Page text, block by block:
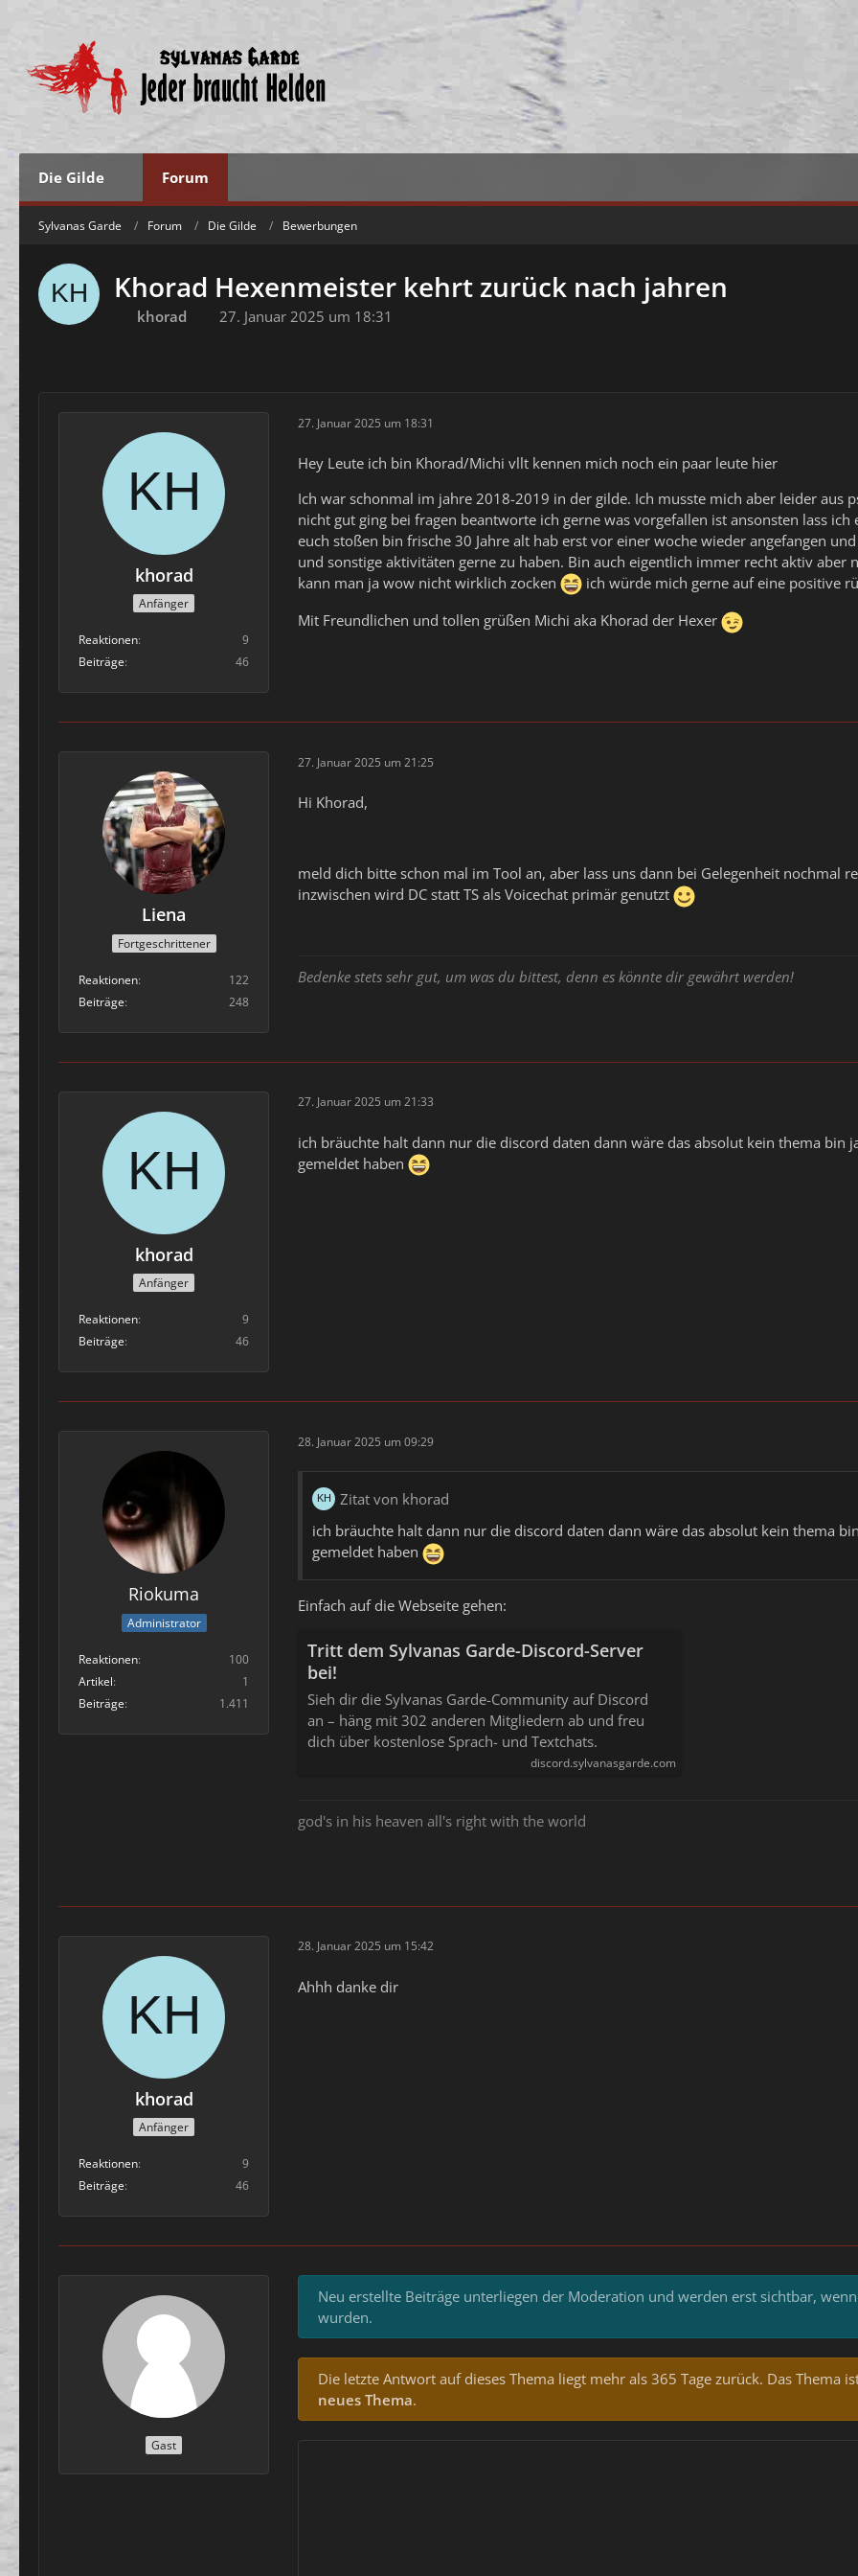
Die Gilde Forum
Sylvanas Garde Forum Die Gilde Bewerbungen
Khorad Hexenmeister kehrt zurück nach jahren
khorad 27. Januar 2025 um 18:31
khorad
Anfänger
Reaktionen
9
Beiträge
46
27. Januar 2025 um 18:31
Hey Leute ich bin Khorad/Michi vllt kennen mich noch ein paar leute hier
Ich war schonmal im jahre 2018-2019 in der gilde. Ich musste mich aber leider aus
nicht gut ging bei fragen beantworte ich gerne was vorgefallen ist ansonsten lass
euch stoßen bin frische 30 Jahre alt hab erst vor einer woche wieder angefangen
und sonstige aktivitäten gerne zu haben. Bin auch eigentlich immer recht aktiv
kann man ja wow nicht wirklich zocken
ich würde mich gerne auf eine positive
Mit Freundlichen und tollen grüßen Michi aka Khorad der Hexer
Liena
Fortgeschrittener
Reaktionen
122
Beiträge
248
27. Januar 2025 um 21:25
Hi Khorad,
meld dich bitte schon mal im Tool an, aber lass uns dann bei Gelegenheit nochmal
inzwischen wird DC statt TS als Voicechat primär genutzt
Bedenke stets sehr gut, um was du bittest, denn es könnte dir gewährt werden!
khorad
Anfänger
Reaktionen
9
Beiträge
46
27. Januar 2025 um 21:33
ich bräuchte halt dann nur die discord daten dann wäre das absolut kein thema
gemeldet haben
Riokuma
Administrator
Reaktionen
100
Artikel
1
Beiträge
1.411
28. Januar 2025 um 09:29
Zitat von khorad
ich bräuchte halt dann nur die discord daten dann wäre das absolut kein thema
gemeldet haben
Einfach auf die Webseite gehen:
Tritt dem Sylvanas Garde-Discord-Server
bei!
Sieh dir die Sylvanas Garde-Community auf Discord
an – häng mit 302 anderen Mitgliedern ab und freu
dich über kostenlose Sprach- und Textchats.
discord.sylvanasgarde.com
god's in his heaven all's right with the world
khorad
Anfänger
Reaktionen
9
Beiträge
46
28. Januar 2025 um 15:42
Ahhh danke dir
Gast
Neu erstellte Beiträge unterliegen der Moderation und werden erst sichtbar,
wurden.
Die letzte Antwort auf dieses Thema liegt mehr als 365 Tage zurück. Das Thema
neues Thema.